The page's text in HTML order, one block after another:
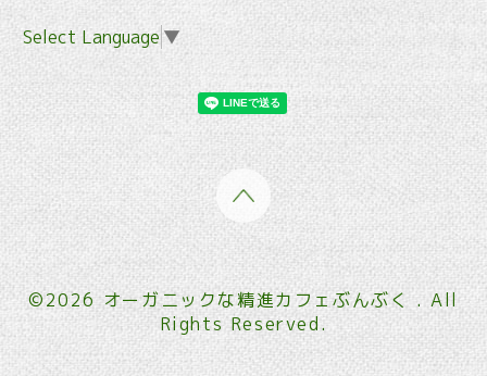
Select Language ▼
©2026オーガニックな精進カフェぶんぶく. All
Rights Reserved.